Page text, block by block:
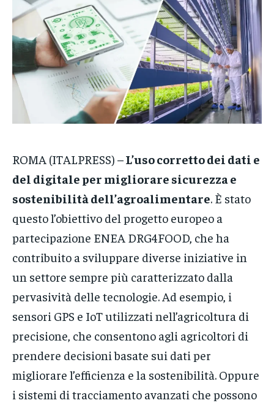
VENETO
POLITICA
ECONOMIA
SPORT
GRUPPO
CONTATTI
VENETO
POLITICA
ECONOMIA
SPORT
GRUPPO
CONTATTI
VENETO
POLITICA
ECONOMIA
SPORT
GRUPPO
CONTATTI
ROMA (ITALPRESS) –L’uso corretto dei dati e
del digitale per migliorare sicurezza e
sostenibilità dell’agroalimentare. È stato
questo l’obiettivo del progetto europeo a
partecipazione ENEA DRG4FOOD, che ha
contribuito a sviluppare diverse iniziative in
un settore sempre più caratterizzato dalla
pervasività delle tecnologie. Ad esempio, i
sensori GPS e IoT utilizzati nell’agricoltura di
precisione, che consentono agli agricoltori di
prendere decisioni basate sui dati per
migliorare l’efficienza e la sostenibilità. Oppure
i sistemi di tracciamento avanzati che possono